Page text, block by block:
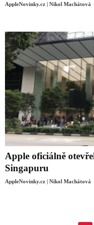
AppleNovinky.cz | Nikol Machátová
Apple oficiálně
Singapuru
AppleNovinky.cz | Nikol Machátová